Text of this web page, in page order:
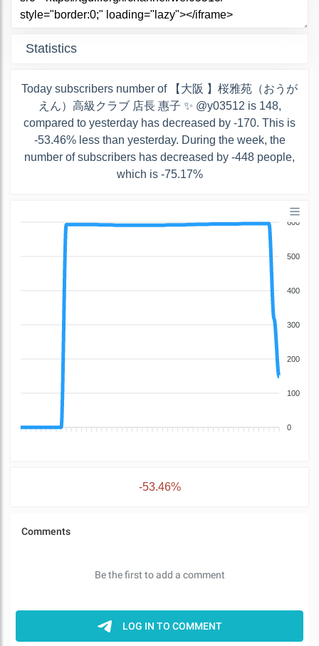
Statistics
Today subscribers number of 【大阪 】桜雅苑（おうが
えん）高級クラブ 店長 惠子 ✨ @y03512 is 148,
compared to yesterday has decreased by -170. This is
-53.46% less than yesterday. During the week, the
number of subscribers has decreased by -448 people,
which is -75.17%
600
500
400
300
200
100
0
-53.46%